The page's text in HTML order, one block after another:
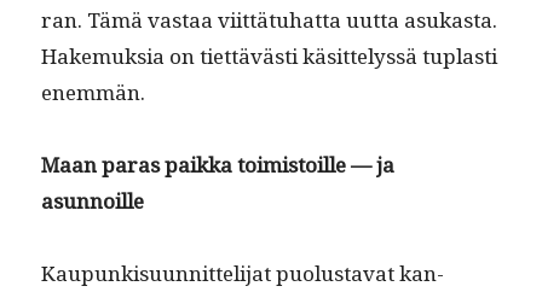
ran. Tämä vas­taa viit­tä­tuhat­ta uut­ta asukas­ta.
Hake­muk­sia on tiet­tävästi käsit­telyssä tuplas­ti
enemmän.
Maan paras paik­ka toimis­toille — ja
asunnoille
Kaupunkisu­un­nit­teli­jat puo­lus­ta­vat kan­